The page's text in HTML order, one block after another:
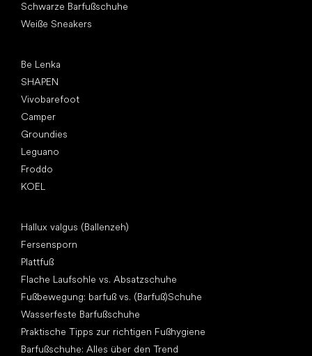
Schwarze Barfußschuhe
Weiße Sneakers
Be Lenka
SHAPEN
Vivobarefoot
Camper
Groundies
Leguano
Froddo
KOEL
Hallux valgus (Ballenzeh)
Fersensporn
Plattfuß
Flache Laufsohle vs. Absatzschuhe
Fußbewegung: barfuß vs. (Barfuß)Schuhe
Wasserfeste Barfußschuhe
Praktische Tipps zur richtigen Fußhygiene
Barfußschuhe: Alles über den Trend